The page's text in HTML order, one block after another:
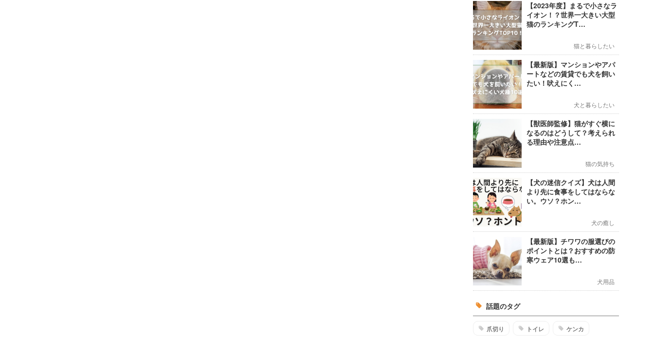
【2023年度】まるで小さなラ
イオン！？世界一大きい大型
猫のランキングT…
猫と暮らしたい
【最新版】マンションやアパ
ートなどの賃貸でも犬を飼い
たい！吠えにく…
犬と暮らしたい
【獣医師監修】猫がすぐ横に
なるのはどうして？考えられ
る理由や注意点…
猫の気持ち
【犬の迷信クイズ】犬は人間
より先に食事をしてはならな
い。ウソ？ホン…
犬の癒し
【最新版】チワワの服選びの
ポイントとは？おすすめの防
寒ウェア10選も…
犬用品
話題のタグ
爪切り トイレ ケンカ